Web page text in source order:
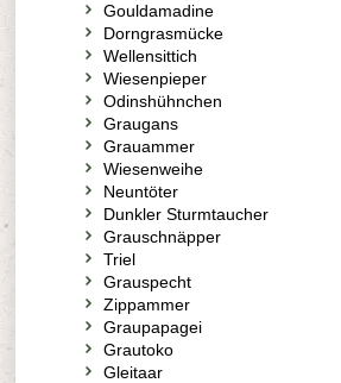
Gouldamadine
Dorngrasmücke
Wellensittich
Wiesenpieper
Odinshühnchen
Graugans
Grauammer
Wiesenweihe
Neuntöter
Dunkler Sturmtaucher
Grauschnäpper
Triel
Grauspecht
Zippammer
Graupapagei
Grautoko
Gleitaar